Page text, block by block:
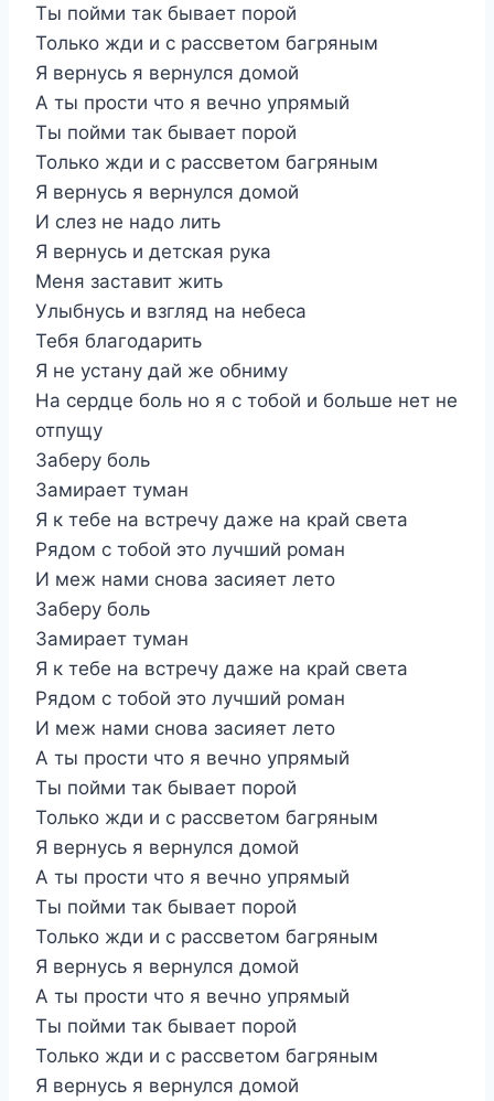
Ты пойми так бывает порой
Только жди и с рассветом багряным
Я вернусь я вернулся домой
А ты прости что я вечно упрямый
Ты пойми так бывает порой
Только жди и с рассветом багряным
Я вернусь я вернулся домой
И слез не надо лить
Я вернусь и детская рука
Меня заставит жить
Улыбнусь и взгляд на небеса
Тебя благодарить
Я не устану дай же обниму
На сердце боль но я с тобой и больше нет не
отпущу
Заберу боль
Замирает туман
Я к тебе на встречу даже на край света
Рядом с тобой это лучший роман
И меж нами снова засияет лето
Заберу боль
Замирает туман
Я к тебе на встречу даже на край света
Рядом с тобой это лучший роман
И меж нами снова засияет лето
А ты прости что я вечно упрямый
Ты пойми так бывает порой
Только жди и с рассветом багряным
Я вернусь я вернулся домой
А ты прости что я вечно упрямый
Ты пойми так бывает порой
Только жди и с рассветом багряным
Я вернусь я вернулся домой
А ты прости что я вечно упрямый
Ты пойми так бывает порой
Только жди и с рассветом багряным
Я вернусь я вернулся домой